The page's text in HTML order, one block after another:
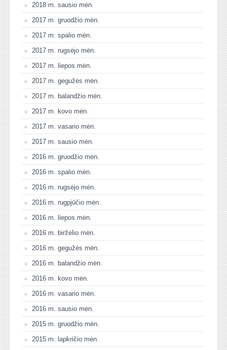
2018 m. sausio mėn.
2017 m. gruodžio mėn.
2017 m. spalio mėn.
2017 m. rugsėjo mėn.
2017 m. liepos mėn.
2017 m. gegužės mėn.
2017 m. balandžio mėn.
2017 m. kovo mėn.
2017 m. vasario mėn.
2017 m. sausio mėn.
2016 m. gruodžio mėn.
2016 m. spalio mėn.
2016 m. rugsėjo mėn.
2016 m. rugpjūčio mėn.
2016 m. liepos mėn.
2016 m. birželio mėn.
2016 m. gegužės mėn.
2016 m. balandžio mėn.
2016 m. kovo mėn.
2016 m. vasario mėn.
2016 m. sausio mėn.
2015 m. gruodžio mėn.
2015 m. lapkričio mėn.